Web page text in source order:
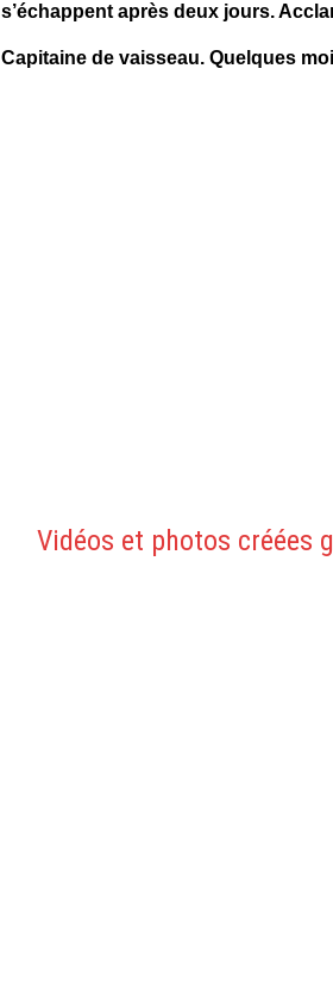
s’échappent après deux jours.
Capitaine de vaisseau. Quelques
Vidéos et photos créées